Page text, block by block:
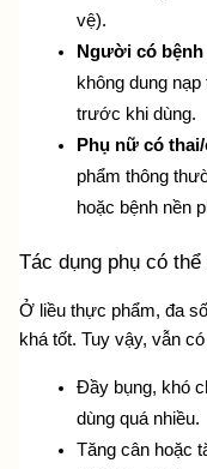
vệ).
Người có
không dung
trước khi dùng.
Phụ nữ có
phẩm thông
hoặc bệnh nền
Tác dụng phụ có
Ở liều thực phẩm, đa
khá tốt. Tuy vậy, vẫn
Đầy bụng, khó
dùng quá nhiều.
Tăng cân hoặc